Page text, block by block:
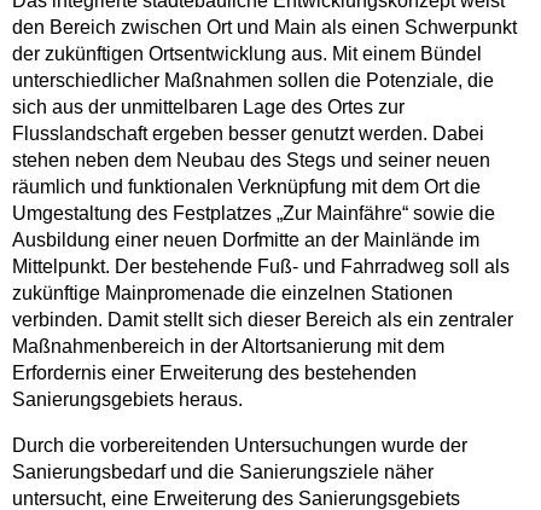
den Bereich zwischen Ort und Main als einen Schwerpunkt
der zukünftigen Ortsentwicklung aus. Mit einem Bündel
unterschiedlicher Maßnahmen sollen die Potenziale, die
sich aus der unmittelbaren Lage des Ortes zur
Flusslandschaft ergeben besser genutzt werden. Dabei
stehen neben dem Neubau des Stegs und seiner neuen
räumlich und funktionalen Verknüpfung mit dem Ort die
Umgestaltung des Festplatzes „Zur Mainfähre“ sowie die
Ausbildung einer neuen Dorfmitte an der Mainlände im
Mittelpunkt. Der bestehende Fuß- und Fahrradweg soll als
zukünftige Mainpromenade die einzelnen Stationen
verbinden. Damit stellt sich dieser Bereich als ein zentraler
Maßnahmenbereich in der Altortsanierung mit dem
Erfordernis einer Erweiterung des bestehenden
Sanierungsgebiets heraus.
Durch die vorbereitenden Untersuchungen wurde der
Sanierungsbedarf und die Sanierungsziele näher
untersucht, eine Erweiterung des Sanierungsgebiets